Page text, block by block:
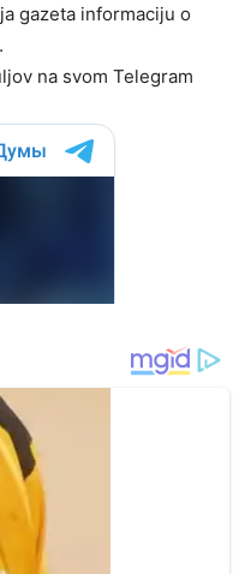
gazeta informaciju o
na svom Telegram